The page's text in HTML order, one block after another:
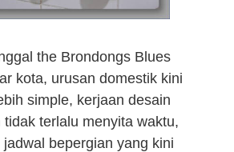
the Brondongs Blues
kota, urusan domestik kini
simple, kerjaan desain
tidak terlalu menyita waktu,
bepergian yang kini